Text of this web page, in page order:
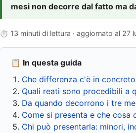
mesi non decorre dal fatto ma
⏱ 13 minuti di lettura · aggiornato al 27
📋 In questa guida
Che differenza c'è in
Quali reati sono procedibili a
Da quando decorrono i tre
Come si presenta e che cosa
Chi può presentarla: minori,